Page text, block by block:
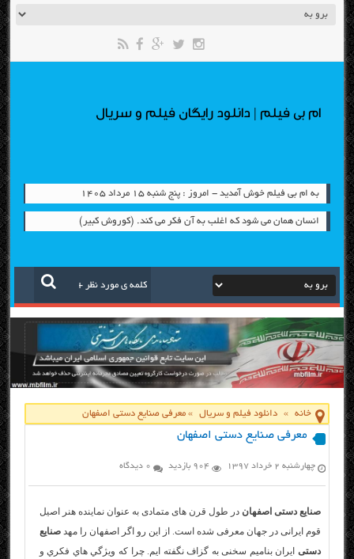
ام بی فیلم | دانلود رایگان فیلم و سریال
به ام بی فیلم خوش آمدید - امروز : پنج شنبه ۱۵ مرداد ۱۴۰۵
انسان همان می شود که اغلب به آن فکر می کند. (کوروش کبیر)
خانه » دانلود فیلم و سریال »معرفی صنایع دستی اصفهان
معرفی صنایع دستی اصفهان
چهارشنبه ۲ خرداد ۱۳۹۷ 904 بازدید 0 دیدگاه
صنایع دستی اصفهان در طول قرن های متمادی به عنوان نماينده هنر اصيل
قوم ايرانی در جهان معرفی شده است. از اين رو اگر اصفهان را مهدصنايع
دستی ايران بناميم سخنی به گزاف نگفته ايم. چرا كه ويژگي هاي فكري و